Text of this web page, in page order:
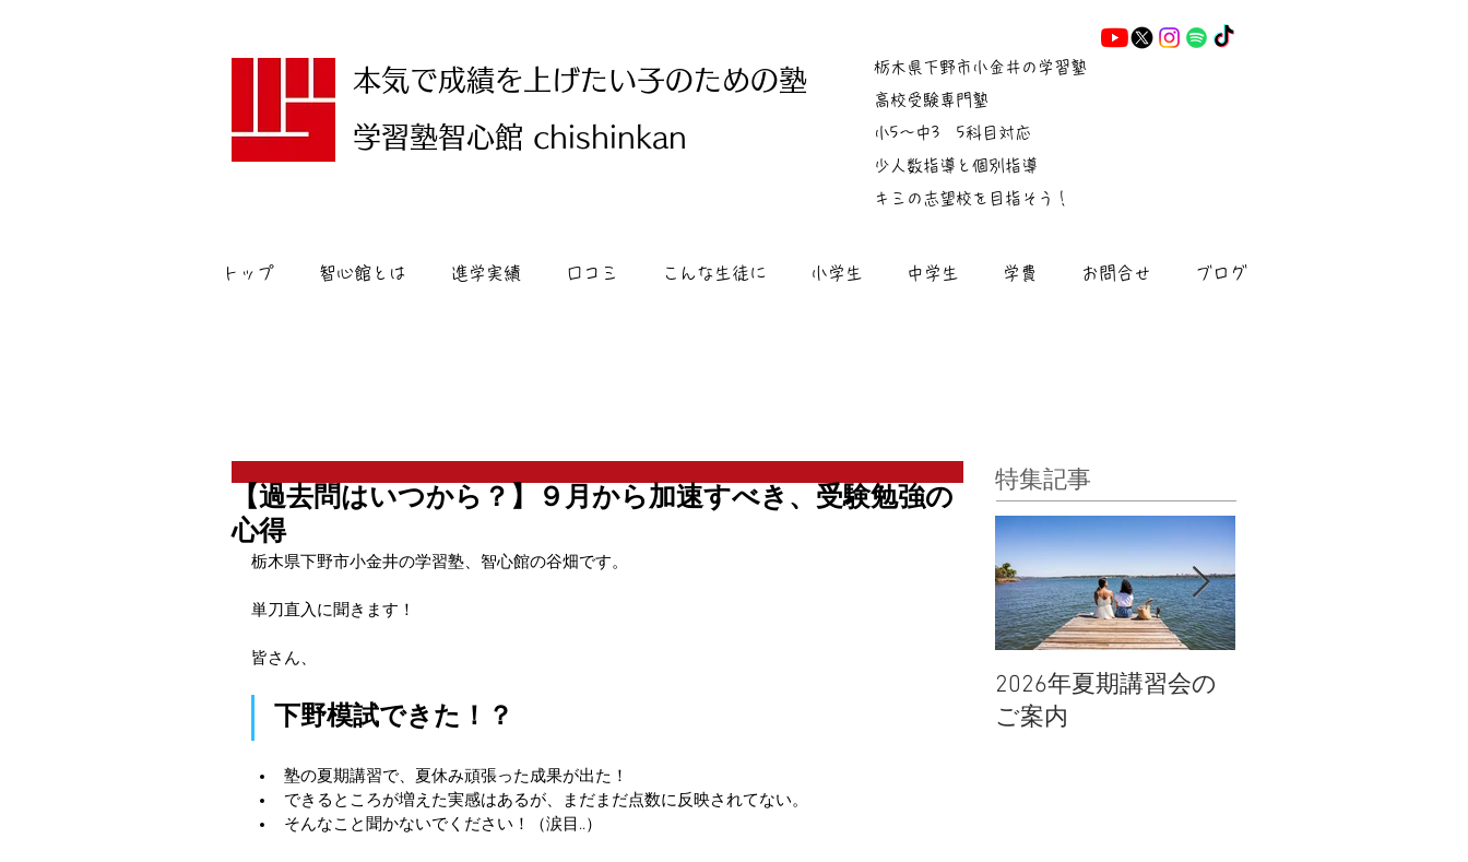
本気で成績を上げたい子のための塾
学習塾智心館 chishinkan
栃木県下野市小金井の学習塾
高校受験専門塾
小5～中3 5科目対応
少人数指導と個別指導
キミの志望校を目指そう！
トップ 智心館とは 進学実績 口コミ こんな生徒に 小学生 中学生 学費 お問合せ ブログ
【過去問はいつから？】９月から加速すべき、受験勉強の
心得
栃木県下野市小金井の学習塾、智心館の谷畑です。
単刀直入に聞きます！
皆さん、
下野模試できた！？
塾の夏期講習で、夏休み頑張った成果が出た！
できるところが増えた実感はあるが、まだまだ点数に反映されてない。
そんなこと聞かないでください！（涙目..）
特集記事
2026年夏期講習会の
ご案内